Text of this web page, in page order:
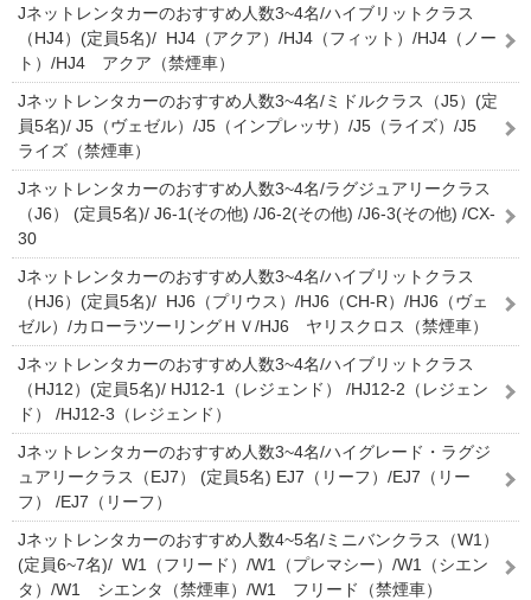
Jネットレンタカーのおすすめ人数3~4名/ハイブリットクラス
（HJ4）(定員5名)/ HJ4（アクア）/HJ4（フィット）/HJ4（ノー
ト）/HJ4 アクア（禁煙車）
Jネットレンタカーのおすすめ人数3~4名/ミドルクラス（J5）(定
員5名)/ J5（ヴェゼル）/J5（インプレッサ）/J5（ライズ）/J5
ライズ（禁煙車）
Jネットレンタカーのおすすめ人数3~4名/ラグジュアリークラス
（J6） (定員5名)/ J6-1(その他) /J6-2(その他) /J6-3(その他) /CX-
30
Jネットレンタカーのおすすめ人数3~4名/ハイブリットクラス
（HJ6）(定員5名)/ HJ6（プリウス）/HJ6（CH-R）/HJ6（ヴェ
ゼル）/カローラツーリングＨＶ/HJ6 ヤリスクロス（禁煙車）
Jネットレンタカーのおすすめ人数3~4名/ハイブリットクラス
（HJ12）(定員5名)/ HJ12-1（レジェンド） /HJ12-2（レジェン
ド） /HJ12-3（レジェンド）
Jネットレンタカーのおすすめ人数3~4名/ハイグレード・ラグジ
ュアリークラス（EJ7） (定員5名) EJ7（リーフ）/EJ7（リー
フ） /EJ7（リーフ）
Jネットレンタカーのおすすめ人数4~5名/ミニバンクラス（W1）
(定員6~7名)/ W1（フリード）/W1（プレマシー）/W1（シエン
タ）/W1 シエンタ（禁煙車）/W1 フリード（禁煙車）